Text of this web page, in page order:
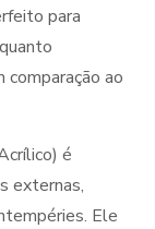
para
ao
é
externas,
Ele